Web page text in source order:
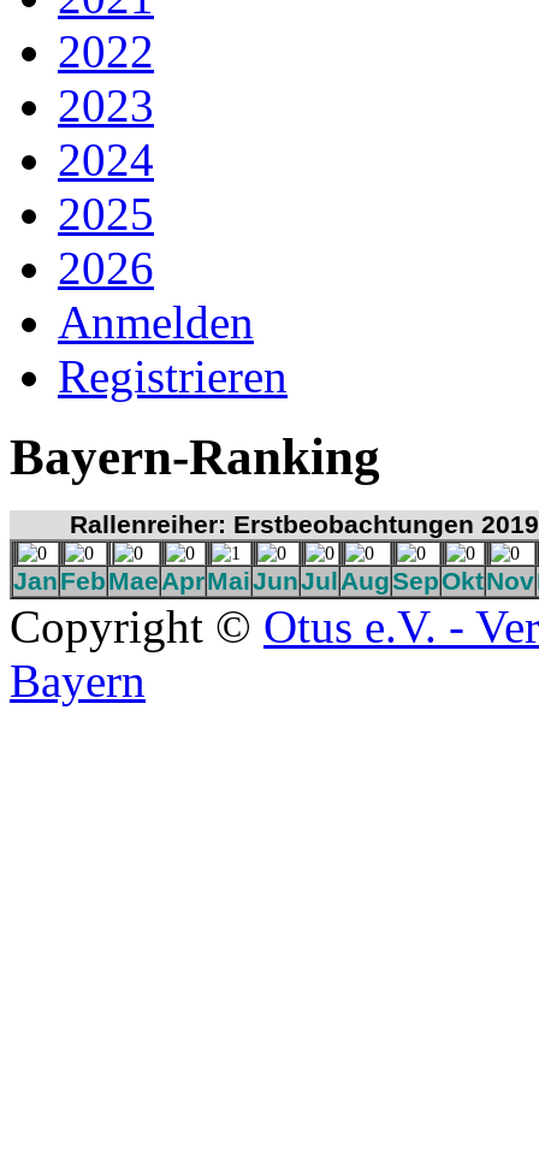
2022
2023
2024
2025
2026
Anmelden
Registrieren
Bayern-Ranking
Rallenreiher: Erstbeobachtungen 2019
JanFebMaeAprMaiJunJulAugSepOktNov
Copyright © Otus e.V. -
Bayern